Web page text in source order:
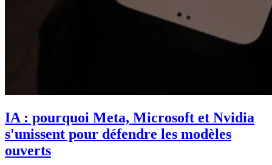
IA : pourquoi Meta, Microsoft et Nvidia
s'unissent pour défendre les modèles
ouverts